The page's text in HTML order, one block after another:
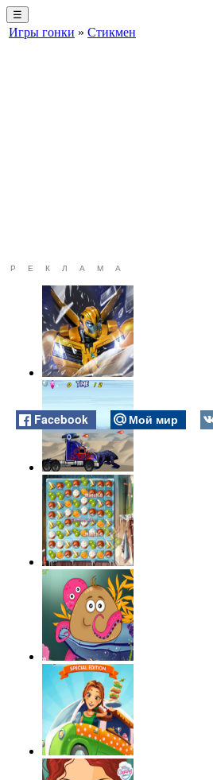
☰
Игры гонки » Стикмен
РЕКЛАМА
Facebook Мой мир